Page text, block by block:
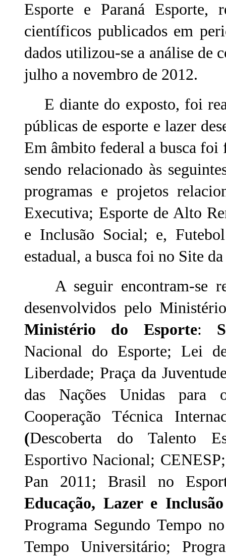
Esporte e Paraná Esporte,
científicos publicados em
dados utilizou-se a análise de
julho a novembro de 2012.
E diante do exposto, foi
públicas de esporte e lazer
Em âmbito federal a busca
sendo relacionado às
programas e projetos
Executiva; Esporte de Alto
e Inclusão Social; e,
estadual, a busca foi no Site
A seguir encontram-se
desenvolvidos pelo
Ministério do Esporte:
Nacional do Esporte; Lei
Liberdade; Praça da
das Nações Unidas para
Cooperação Técnica
(Descoberta do Talento
Esportivo Nacional;
Pan 2011; Brasil no
Educação, Lazer e
Programa Segundo Tempo
Tempo Universitário;